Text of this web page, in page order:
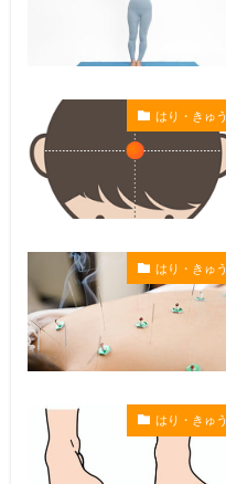
はり・きゅう
はり・きゅう
はり・きゅう